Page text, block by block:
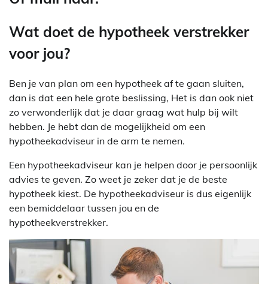
Wat doet de hypotheek verstrekker
voor jou?
Ben je van plan om een hypotheek af te gaan sluiten,
dan is dat een hele grote beslissing, Het is dan ook niet
zo verwonderlijk dat je daar graag wat hulp bij wilt
hebben. Je hebt dan de mogelijkheid om een
hypotheekadviseur in de arm te nemen.
Een hypotheekadviseur kan je helpen door je persoonlijk
advies te geven. Zo weet je zeker dat je de beste
hypotheek kiest. De hypotheekadviseur is dus eigenlijk
een bemiddelaar tussen jou en de
hypotheekverstrekker.